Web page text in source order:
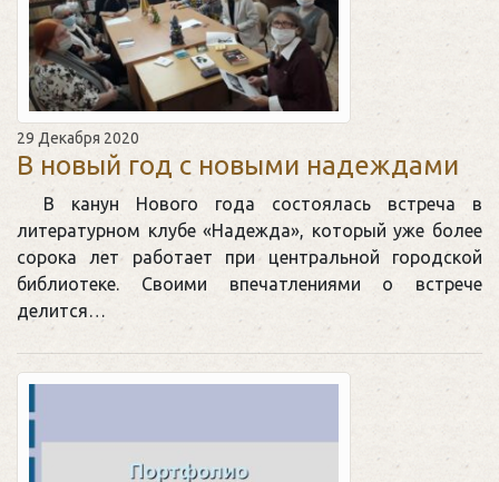
29 Декабря 2020
В новый год с новыми надеждами
В канун Нового года состоялась встреча в
литературном клубе «Надежда», который уже более
сорока лет работает при центральной городской
библиотеке. Своими впечатлениями о встрече
делится…